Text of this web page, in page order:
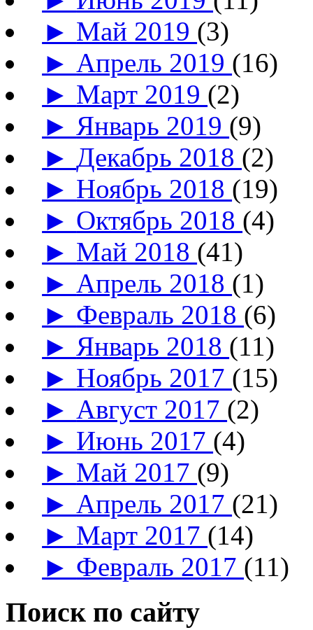
► Май 2019 (3)
► Апрель 2019 (16)
► Март 2019 (2)
► Январь 2019 (9)
►Декабрь 2018 (2)
► Ноябрь 2018 (19)
► Октябрь 2018 (4)
► Май 2018 (41)
► Апрель 2018 (1)
► Февраль 2018 (6)
► Январь 2018 (11)
► Ноябрь 2017 (15)
► Август 2017 (2)
► Июнь 2017 (4)
► Май 2017 (9)
► Апрель 2017 (21)
► Март 2017 (14)
► Февраль 2017 (11)
Поиск по сайту